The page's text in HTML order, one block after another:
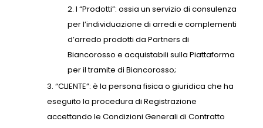
I “Prodotti”: ossia un servizio di consulenza
per l’individuazione di arredi e complementi
d’arredo prodotti da Partners di
Biancorosso e acquistabili sulla Piattaforma
per il tramite di Biancorosso;
“CLIENTE”: è la persona fisica o giuridica che ha
eseguito la procedura di Registrazione
accettando le Condizioni Generali di Contratto